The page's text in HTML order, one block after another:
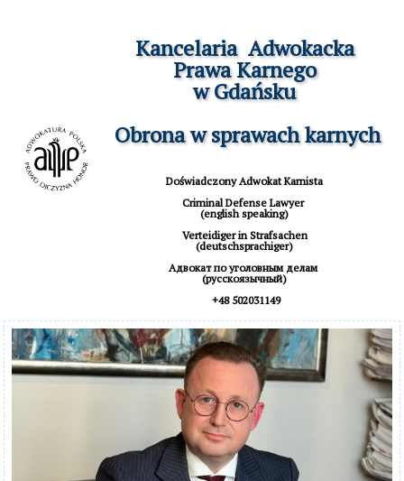
Kancelaria  Adwokacka
Prawa Karnego
w Gdańsku
Obrona w sprawach karnych
Doświadczony Adwokat Karnista
Criminal Defense Lawyer
(english speaking)
(deutschsprachiger)
Aдвокат по уголовным делам
(русскоязычный)
+48 502031149